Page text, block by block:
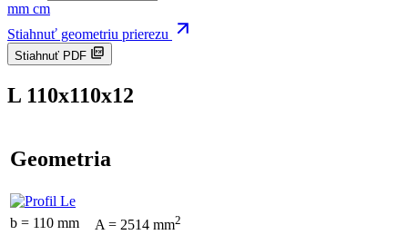
mm cm
Stiahnuť geometriu prierezu
Stiahnuť PDF
L 110x110x12
Geometria
b = 110 mm A = 2514 mm2